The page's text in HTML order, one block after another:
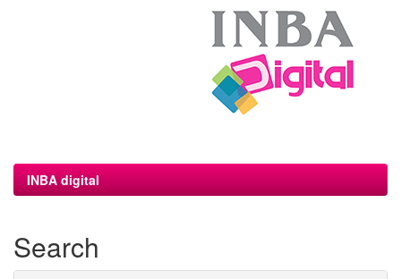
INBA digital
Search